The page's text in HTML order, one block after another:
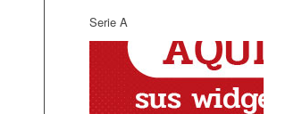
Serie A